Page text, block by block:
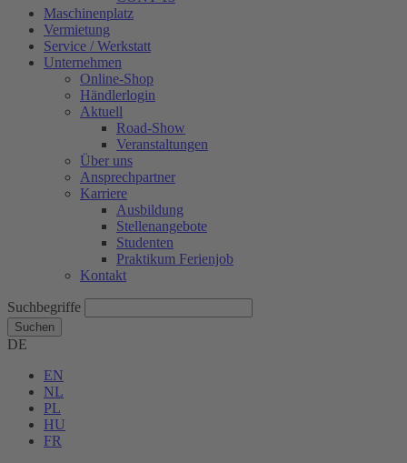
Maschinenplatz
Vermietung
Service / Werkstatt
Unternehmen
Online-Shop
Händlerlogin
Aktuell
Road-Show
Veranstaltungen
Über uns
Ansprechpartner
Karriere
Ausbildung
Stellenangebote
Studenten
Praktikum Ferienjob
Kontakt
Suchbegriffe
Suchen
DE
EN
NL
PL
HU
FR